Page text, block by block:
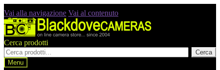
Vai alla navigazione Vai al contenuto
Cerca prodotti
Cerca
Menu